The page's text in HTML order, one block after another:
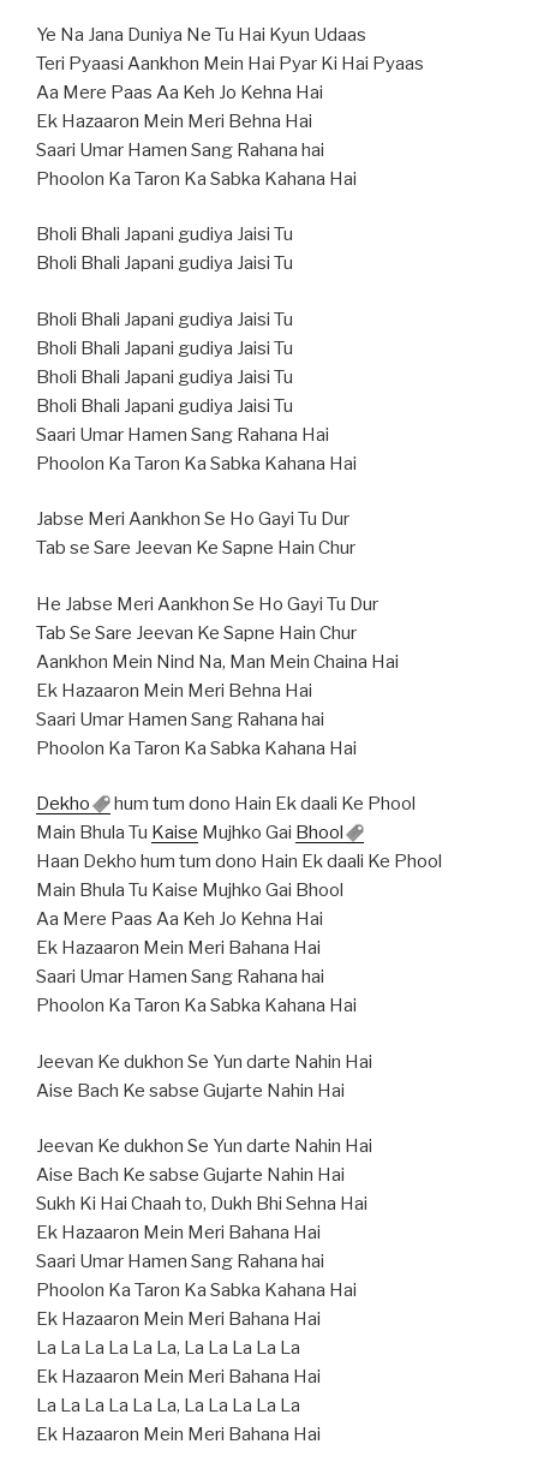
Ye Na Jana Duniya Ne Tu Hai Kyun Udaas
Teri Pyaasi Aankhon Mein Hai Pyar Ki Hai Pyaas
Aa Mere Paas Aa Keh Jo Kehna Hai
Ek Hazaaron Mein Meri Behna Hai
Saari Umar Hamen Sang Rahana hai
Phoolon Ka Taron Ka Sabka Kahana Hai
Bholi Bhali Japani gudiya Jaisi Tu
Bholi Bhali Japani gudiya Jaisi Tu
Bholi Bhali Japani gudiya Jaisi Tu
Bholi Bhali Japani gudiya Jaisi Tu
Bholi Bhali Japani gudiya Jaisi Tu
Bholi Bhali Japani gudiya Jaisi Tu
Saari Umar Hamen Sang Rahana Hai
Phoolon Ka Taron Ka Sabka Kahana Hai
Jabse Meri Aankhon Se Ho Gayi Tu Dur
Tab se Sare Jeevan Ke Sapne Hain Chur
He Jabse Meri Aankhon Se Ho Gayi Tu Dur
Tab Se Sare Jeevan Ke Sapne Hain Chur
Aankhon Mein Nind Na, Man Mein Chaina Hai
Ek Hazaaron Mein Meri Behna Hai
Saari Umar Hamen Sang Rahana hai
Phoolon Ka Taron Ka Sabka Kahana Hai
Dekho
hum tum dono Hain Ek daali Ke Phool
Main Bhula Tu Kaise Mujhko Gai Bhool
Haan Dekho hum tum dono Hain Ek daali Ke Phool
Main Bhula Tu Kaise Mujhko Gai Bhool
Aa Mere Paas Aa Keh Jo Kehna Hai
Ek Hazaaron Mein Meri Bahana Hai
Saari Umar Hamen Sang Rahana hai
Phoolon Ka Taron Ka Sabka Kahana Hai
Jeevan Ke dukhon Se Yun darte Nahin Hai
Aise Bach Ke sabse Gujarte Nahin Hai
Jeevan Ke dukhon Se Yun darte Nahin Hai
Aise Bach Ke sabse Gujarte Nahin Hai
Sukh Ki Hai Chaah to, Dukh Bhi Sehna Hai
Ek Hazaaron Mein Meri Bahana Hai
Saari Umar Hamen Sang Rahana hai
Phoolon Ka Taron Ka Sabka Kahana Hai
Ek Hazaaron Mein Meri Bahana Hai
La La La La La La, La La La La La
Ek Hazaaron Mein Meri Bahana Hai
La La La La La La, La La La La La
Ek Hazaaron Mein Meri Bahana Hai